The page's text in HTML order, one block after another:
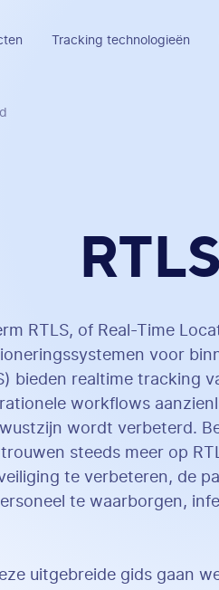
Tracking technologieën
RTLS, of Real-Time
voor
bieden realtime tracking
workflows
wordt verbeterd.
steeds meer op
te verbeteren, de
te waarborgen,
uitgebreide gids gaan